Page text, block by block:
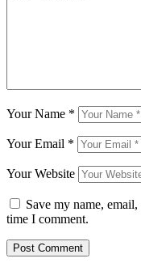
Your Name *
Your Email *
Your Website
Save my name,
time I comment.